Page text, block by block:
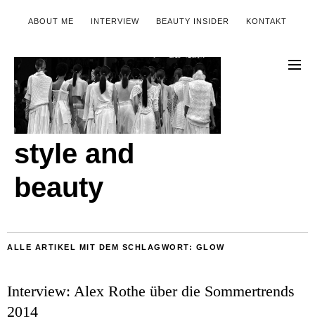
ABOUT ME INTERVIEW BEAUTY INSIDER KONTAKT
style and
beauty
ALLE ARTIKEL MIT DEM SCHLAGWORT: GLOW
Interview: Alex Rothe über die Sommertrends
2014